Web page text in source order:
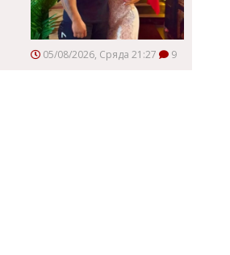
05/08/2026, Сряда 21:27 9